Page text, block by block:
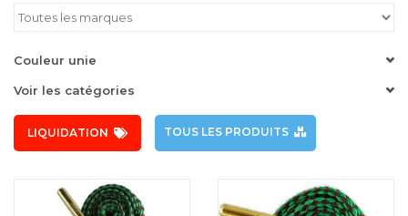
Couleur unie
Voir les catégories
LIQUIDATION TOUS LES PRODUITS